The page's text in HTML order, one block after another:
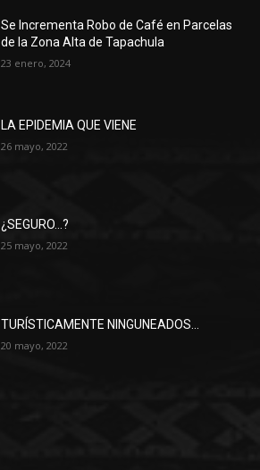
Se Incrementa Robo de Café en Parcelas
de la Zona Alta de Tapachula
23 enero, 2024
LA EPIDEMIA QUE VIENE
26 mayo, 2022
¿SEGURO…?
25 mayo, 2022
TURÍSTICAMENTE NINGUNEADOS…
20 mayo, 2022